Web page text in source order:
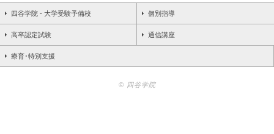
四谷学院 - 大学受験予備校 個別指導
高卒認定試験 通信講座
療育･特別支援
© 四谷学院